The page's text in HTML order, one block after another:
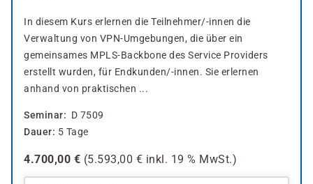
In diesem Kurs erlernen die Teilnehmer/-innen die
Verwaltung von VPN-Umgebungen, die über ein
gemeinsames MPLS-Backbone des Service Providers
erstellt wurden, für Endkunden/-innen. Sie erlernen
anhand von praktischen ...
Seminar
D 7509
Dauer
5 Tage
4.700,00 € (5.593,00 € inkl. 19 % MwSt.)